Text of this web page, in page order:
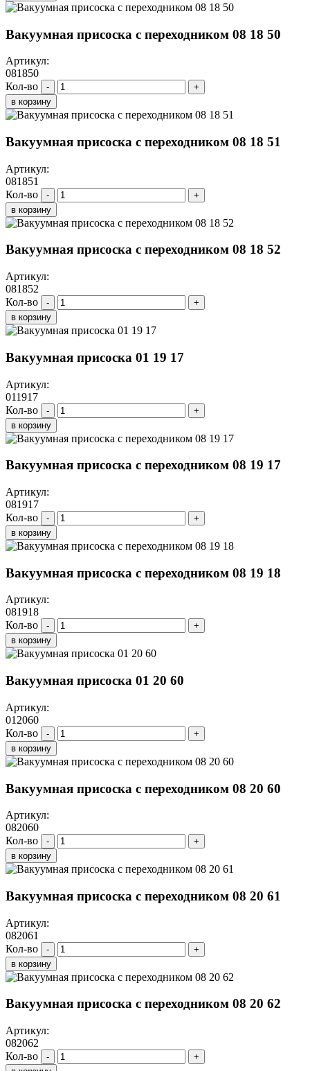
Вакуумная присоска с переходником 08 18 50
Артикул:
081850
Кол-во
-
+
в корзину
Вакуумная присоска с переходником 08 18 51
Артикул:
081851
Кол-во
-
+
в корзину
Вакуумная присоска с переходником 08 18 52
Артикул:
081852
Кол-во
-
+
в корзину
Вакуумная присоска 01 19 17
Артикул:
011917
Кол-во
-
+
в корзину
Вакуумная присоска с переходником 08 19 17
Артикул:
081917
Кол-во
-
+
в корзину
Вакуумная присоска с переходником 08 19 18
Артикул:
081918
Кол-во
-
+
в корзину
Вакуумная присоска 01 20 60
Артикул:
012060
Кол-во
-
+
в корзину
Вакуумная присоска с переходником 08 20 60
Артикул:
082060
Кол-во
-
+
в корзину
Вакуумная присоска с переходником 08 20 61
Артикул:
082061
Кол-во
-
+
в корзину
Вакуумная присоска с переходником 08 20 62
Артикул:
082062
Кол-во
-
+